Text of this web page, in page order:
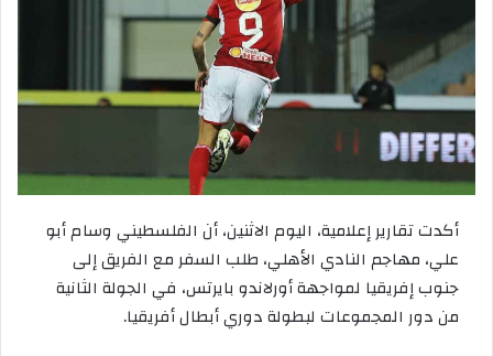
أكدت تقارير إعلامية، اليوم الاثنين، أن الفلسطيني وسام أبو
علي، مهاجم النادي الأهلي، طلب السفر مع الفريق إلى
جنوب إفريقيا لمواجهة أورلاندو بايرتس، في الجولة الثانية
من دور المجموعات لبطولة دوري أبطال أفريقيا.